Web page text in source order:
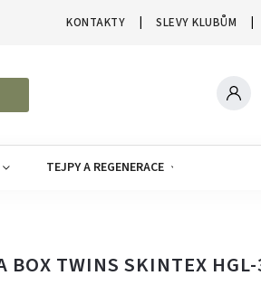
KONTAKTY SLEVY KLUBŮM
TEJPY A REGENERACE
BOX TWINS SKINTEX